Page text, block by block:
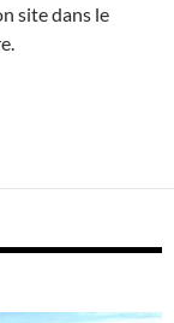
site dans le